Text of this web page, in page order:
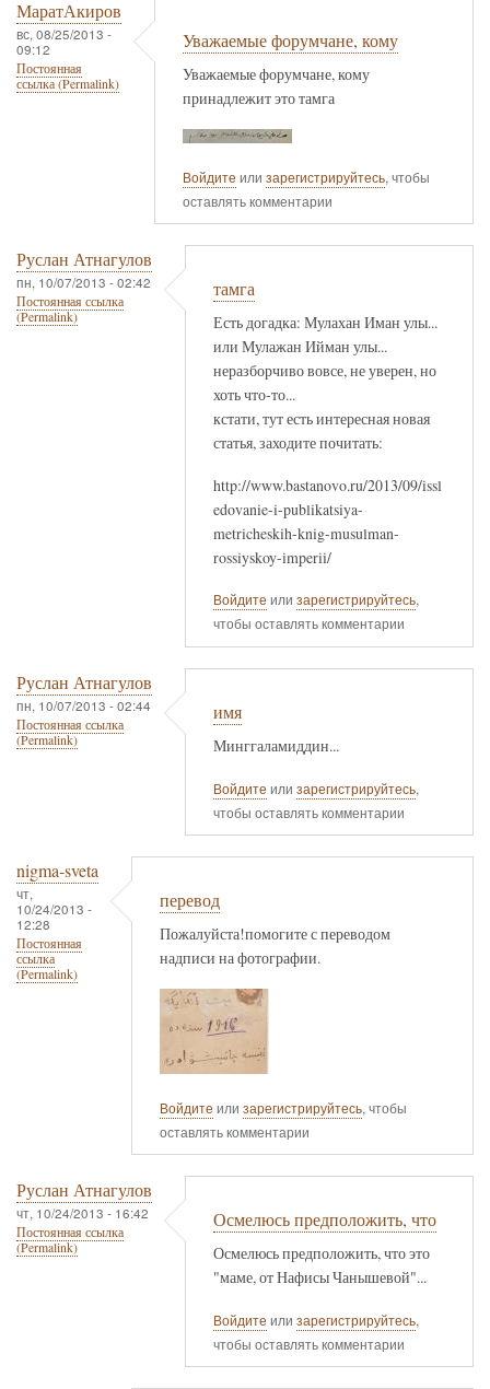
МаратАкиров
вс, 08/25/2013 -
09:12
Постоянная
ссылка (Permalink)
Уважаемые форумчане, кому
Уважаемые форумчане, кому
принадлежит это тамга
Войдите или зарегистрируйтесь, чтобы
оставлять комментарии
Руслан Атнагулов
пн, 10/07/2013 - 02:42
Постоянная ссылка
(Permalink)
тамга
Есть догадка: Мулахан Иман улы...
или Мулажан Ийман улы...
неразборчиво вовсе, не уверен, но
хоть что-то...
кстати, тут есть интересная новая
статья, заходите почитать:
http://www.bastanovo.ru/2013/09/issl
edovanie-i-publikatsiya-
metricheskih-knig-musulman-
rossiyskoy-imperii/
Войдите или зарегистрируйтесь,
чтобы оставлять комментарии
Руслан Атнагулов
пн, 10/07/2013 - 02:44
Постоянная ссылка
(Permalink)
имя
Минггаламиддин...
Войдите или зарегистрируйтесь,
чтобы оставлять комментарии
nigma-sveta
чт,
10/24/2013 -
12:28
Постоянная
ссылка
(Permalink)
перевод
Пожалуйста!помогите с переводом
надписи на фотографии.
Войдите или зарегистрируйтесь, чтобы
оставлять комментарии
Руслан Атнагулов
чт, 10/24/2013 - 16:42
Постоянная ссылка
(Permalink)
Осмелюсь предположить, что
Осмелюсь предположить, что это
"маме, от Нафисы Чанышевой"...
Войдите или зарегистрируйтесь,
чтобы оставлять комментарии